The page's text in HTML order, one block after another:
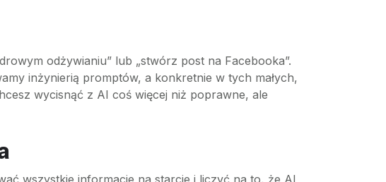
odżywianiu” lub „stwórz post na Facebooka”.
inżynierią promptów, a konkretnie w tych małych,
wycisnąć z AI coś więcej niż poprawne, ale